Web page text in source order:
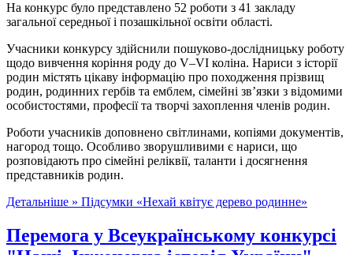
На конкурс було представлено 52 роботи з 41 закладу
загальної середньої і позашкільної освіти області.
Учасники конкурсу здійснили пошуково-дослідницьку роботу
щодо вивчення коріння роду до V–VI коліна. Нариси з історії
родин містять цікаву інформацію про походження прізвищ
родин, родинних гербів та емблем, сімейні зв’язки з відомими
особистостями, професії та творчі захоплення членів родин.
Роботи учасників доповнено світлинами, копіями документів,
нагород тощо. Особливо зворушливими є нариси, що
розповідають про сімейні реліквії, таланти і досягнення
представників родин.
Детальніше » Підсумки «Нехай квітує дерево родинне»
Перемога у Всеукраїнському конкурсі